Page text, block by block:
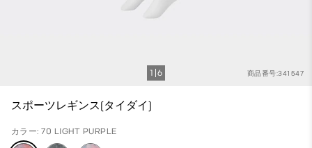
商品番号:341547
1 6
スポーツレギンス(タイダイ)
カラー: 70 LIGHT PURPLE